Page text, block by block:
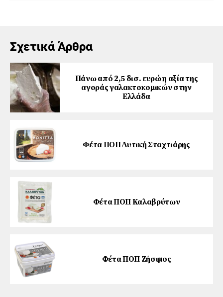
Σχετικά Άρθρα
Πάνω από 2,5 δισ. ευρώ η αξία της
αγοράς γαλακτοκομικών στην
Ελλάδα
Φέτα ΠΟΠ ∆υτική Σταχτιάρης
Φέτα ΠΟΠ Καλαβρύτων
Φέτα ΠΟΠ Ζήσιµος